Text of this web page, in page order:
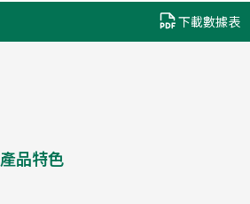
下載數據表
產品特色